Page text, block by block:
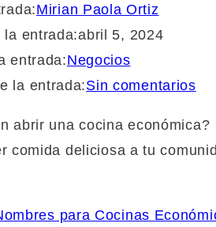
Mirian Paola Ortiz
la entrada:abril 5, 2024
entrada:Negocios
la entrada:Sin comentarios
abrir una cocina
comida deliciosa a tu
para Cocinas